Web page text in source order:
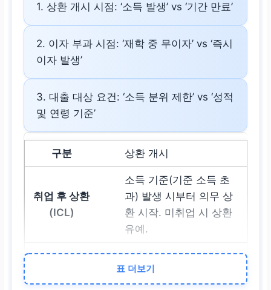
1. 상환 개시 시점: ‘소득 발생’ vs ‘기간 만료’
2. 이자 부과 시점: ‘재학 중 무이자’ vs ‘즉시
이자 발생’
3. 대출 대상 요건: ‘소득 분위 제한’ vs ‘성적
및 연령 기준’
상환 개시
소득 기준(기준 소득 초
과) 발생 시부터 의무 상
환 시작. 미취업 시 상환
유예.
대출 약정 시 정한 거치
및 상환 기간이 만료
표 더보기